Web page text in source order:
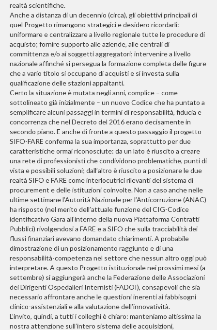
realtà scientifiche.
Anche a distanza di un decennio (circa), gli obiettivi principali di
quel Progetto rimangono strategici e desidero ricordarli:
uniformare e centralizzare a livello regionale tutte le procedure di
acquisto; fornire supporto alle aziende, alle centrali di
committenza e/o ai soggetti aggregatori; intervenire a livello
nazionale affinché si persegua la formazione completa delle figure
che a vario titolo si occupano di acquisti e si investa sulla
qualificazione delle stazioni appaltanti.
Certo la situazione è mutata negli anni, complice – come
sottolineato già inizialmente – un nuovo Codice che ha puntato a
semplificare alcuni passaggi in termini di responsabilità, fiducia e
concorrenza che nel Decreto del 2016 erano decisamente in
secondo piano. E anche di fronte a questo passaggio il progetto
SIFO-FARE conferma la sua importanza, soprattutto per due
caratteristiche ormai riconosciute: da un lato è riuscito a creare
una rete di professionisti che condividono problematiche, punti di
vista e possibili soluzioni; dall’altro è riuscito a posizionare le due
realtà SIFO e FARE come interlocutrici rilevanti del sistema di
procurement e delle istituzioni coinvolte. Non a caso anche nelle
ultime settimane l’Autorità Nazionale per l’Anticorruzione (ANAC)
ha risposto (nel merito dell’attuale funzione del CIG-Codice
identificativo Gara all’interno della nuova Piattaforma Contratti
Pubblici) rivolgendosi a FARE e a SIFO che sulla tracciabilità dei
flussi finanziari avevano domandato chiarimenti. A probabile
dimostrazione di un posizionamento raggiunto e di una
responsabilità-competenza nel settore che nessun altro oggi può
interpretare. A questo Progetto istituzionale nei prossimi mesi (a
settembre) si aggiungerà anche la Federazione delle Associazioni
dei Dirigenti Ospedalieri Internisti (FADOI), consapevoli che sia
necessario affrontare anche le questioni inerenti ai fabbisogni
clinico-assistenziali e alla valutazione dell’innovatività.
L’invito, quindi, a tutti i colleghi è chiaro: manteniamo altissima la
nostra attenzione sull’intero sistema delle acquisizioni,